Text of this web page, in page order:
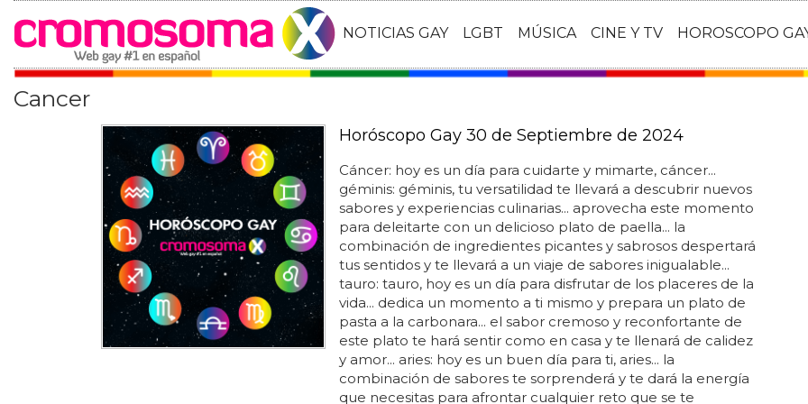
NOTICIAS GAY LGBT MÚSICA CINE Y TV HOROSCOPO
Cancer
Horóscopo Gay 30 de Septiembre de 2024
Cáncer: hoy es un día para cuidarte y mimarte, cáncer...
géminis: géminis, tu versatilidad te llevará a descubrir nuevos
sabores y experiencias culinarias... aprovecha este momento
para deleitarte con un delicioso plato de paella... la
combinación de ingredientes picantes y sabrosos despertará
tus sentidos y te llevará a un viaje de sabores inigualable...
tauro: tauro, hoy es un día para disfrutar de los placeres de la
vida... dedica un momento a ti mismo y prepara un plato de
pasta a la carbonara... el sabor cremoso y reconfortante de
este plato te hará sentir como en casa y te llenará de calidez
y amor... aries: hoy es un buen día para ti, aries... la
combinación de sabores te sorprenderá y te dará la energía
que necesitas para afrontar cualquier reto que se te